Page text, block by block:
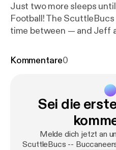
Just two more sleeps
Football! The
time between — and Jeff
injury information,
22/01/the-scuttlebucs-
ead-to-toe/ ] appeared
tps://
Kommentare0
Sei die
Melde dich jetzt an
ScuttleBucs --